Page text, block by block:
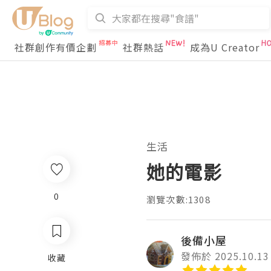
社群創作有價企劃 社群熱話 成為U Creator
生活
她的電影
瀏覽次數:1308
後備小屋
發佈於 2025.10.13
0
收藏